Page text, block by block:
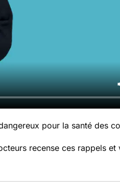
pour la santé des
recense ces rappels et